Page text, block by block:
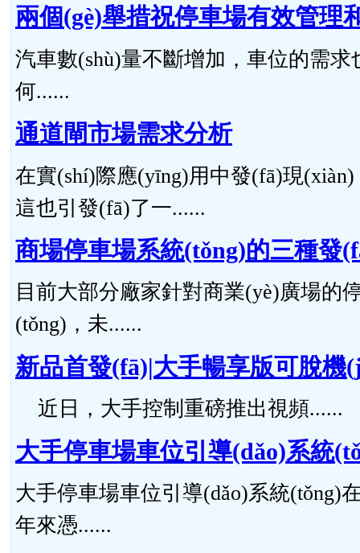
兩個(gè)舉措祝停車場有效管理
汽車數(shù)量不斷增加，車位的需
何......
通道閘市場需求分析
在實(shí)際應(yīng)用中發(fā)現
這也引發(fā)了一......
商場停車場系統(tǒng)的三種發
目前大部分廠家針對商業(yè)廣場的
(tǒng)，未......
新品首發(fā)|大手暢享版可脫
近日，大手控制重磅推出視頻......
大手停車場車位引導(dǎo)系統
大手停車場車位引導(dǎo)系統(tǒng)
年來憑......